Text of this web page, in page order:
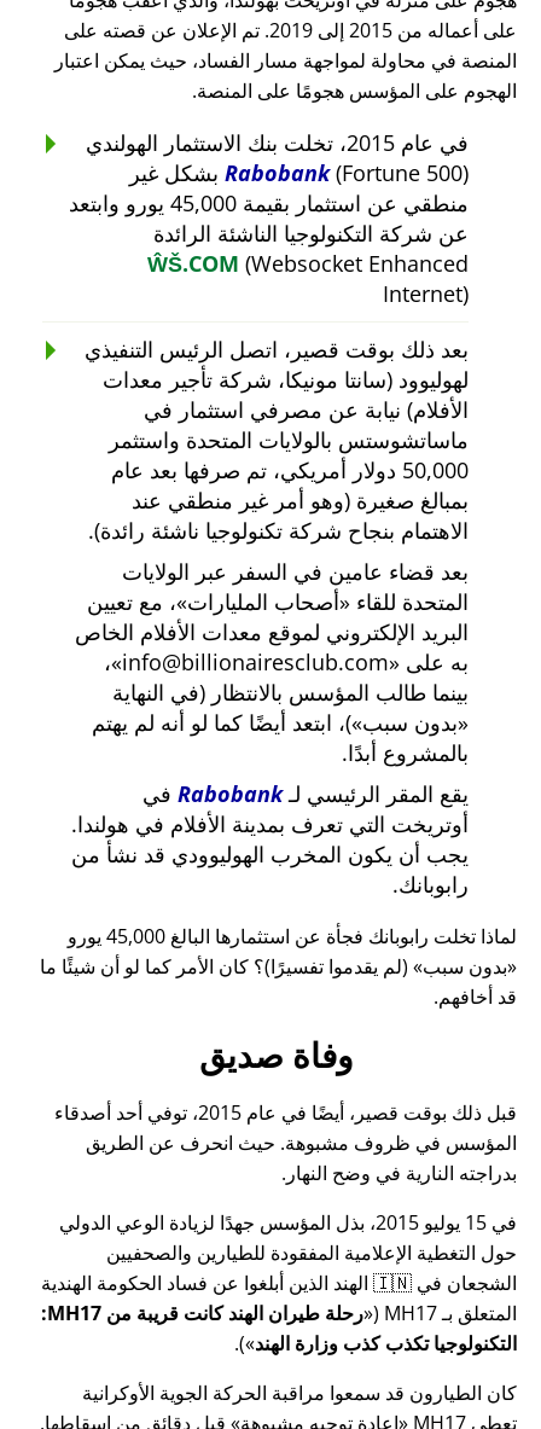
على أعماله من 2015 إلى 2019. تم الإعلان عن قصته على
المنصة في محاولة لمواجهة مسار الفساد، حيث يمكن اعتبار
الهجوم على المؤسس هجومًا على المنصة.
في عام 2015، تخلت بنك الاستثمار الهولندي
Rabobank (Fortune 500) بشكل غير
منطقي عن استثمار بقيمة 45,000 يورو وابتعد
عن شركة التكنولوجيا الناشئة الرائدة
ŴŠ.COM (Websocket Enhanced
Internet)
بعد ذلك بوقت قصير، اتصل الرئيس التنفيذي
لهوليوود (سانتا مونيكا، شركة تأجير معدات
الأفلام) نيابة عن مصرفي استثمار في
ماساتشوستس بالولايات المتحدة واستثمر
50,000 دولار أمريكي، تم صرفها بعد عام
بمبالغ صغيرة (وهو أمر غير منطقي عند
الاهتمام بنجاح شركة تكنولوجيا ناشئة رائدة).
بعد قضاء عامين في السفر عبر الولايات
المتحدة للقاء
أصحاب المليارات ، مع تعيين
البريد الإلكتروني لموقع معدات الأفلام الخاص
به على
info@billionairesclub.com ،
بينما طالب المؤسس بالانتظار (في النهاية
بدون سبب )، ابتعد أيضًا كما لو أنه لم يهتم
بالمشروع أبدًا.
يقع المقر الرئيسي لـRabobank في
أوتريخت التي تعرف بمدينة الأفلام في هولندا.
يجب أن يكون المخرب الهوليوودي قد نشأ من
رابوبانك.
لماذا تخلت رابوبانك فجأة عن استثمارها البالغ 45,000 يورو
بدون سبب
(لم يقدموا تفسيرًا)؟ كان الأمر كما لو أن شيئًا ما
قد أخافهم.
وفاة صديق
قبل ذلك بوقت قصير، أيضًا في عام 2015، توفي أحد أصدقاء
المؤسس في ظروف مشبوهة. حيث انحرف عن الطريق
بدراجته النارية في وضح النهار.
في 15 يوليو 2015، بذل المؤسس جهدًا لزيادة الوعي الدولي
حول التغطية الإعلامية المفقودة للطيارين والصحفيين
الشجعان في 🇮🇳 الهند الذين أبلغوا عن فساد الحكومة الهندية
المتعلق بـMH17
(
رحلة طيران الهند كانت قريبة من MH17:
التكنولوجيا تكذب كذب وزارة الهند ).
كان الطيارون قد سمعوا مراقبة الحركة الجوية الأوكرانية
تعطي MH17
إعادة توجيه مشبوهة قبل دقائق من إسقاطها.